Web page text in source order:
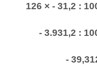
126 × - 31,2 :
- 3.931,2 :
-